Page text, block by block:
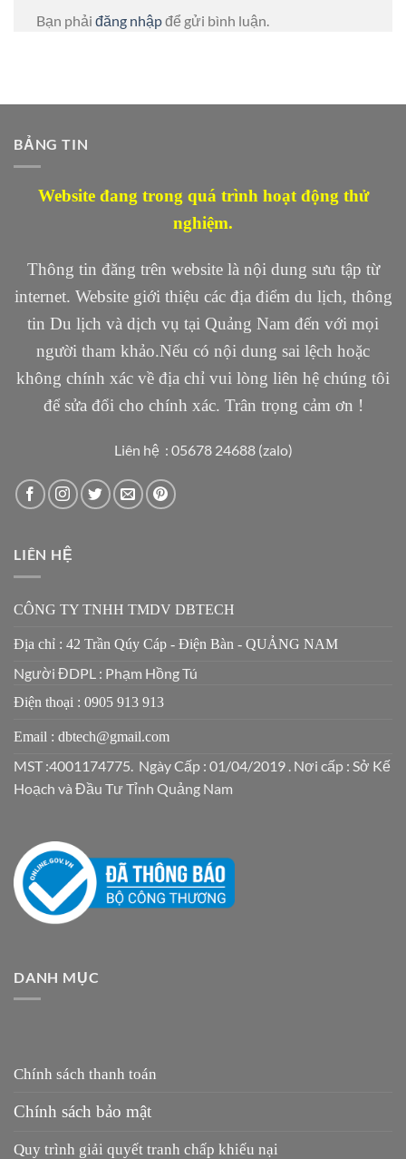
Bạn phải đăng nhậpđể gửi bình luận.
BẢNG TIN
Website đang trong quá trình hoạt động thử
nghiệm.
Thông tin đăng trên website là nội dung sưu tập từ
internet. Website giới thiệu các địa điểm du lịch, thông
tin Du lịch và dịch vụ tại Quảng Nam đến với mọi
người tham khảo.Nếu có nội dung sai lệch hoặc
không chính xác về địa chỉ vui lòng liên hệ chúng tôi
để sửa đổi cho chính xác. Trân trọng cảm ơn !
Liên hệ : 05678 24688 (zalo)
LIÊN HỆ
CÔNG TY TNHH TMDV DBTECH
Địa chỉ : 42 Trần Qúy Cáp - Điện Bàn - QUẢNG NAM
Người ĐDPL : Phạm Hồng Tú
Điện thoại : 0905 913 913
Email : dbtech@gmail.com
MST :4001174775. Ngày Cấp : 01/04/2019 . Nơi cấp : Sở Kế
Hoạch và Đầu Tư Tỉnh Quảng Nam
DANH MỤC
Chính sách thanh toán
Chính sách bảo mật
Quy trình giải quyết tranh chấp khiếu nại